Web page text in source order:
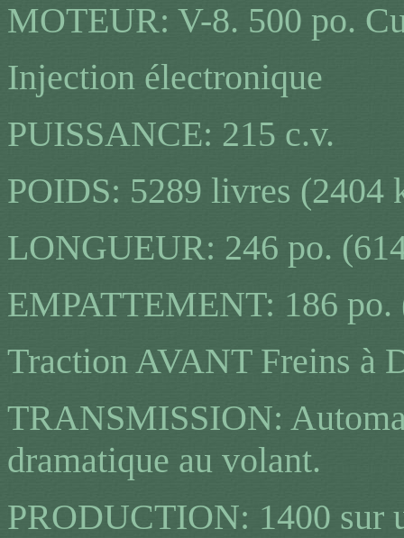
MOTEUR: V-8. 500 po.
Injection électronique
PUISSANCE: 215 c.v.
POIDS: 5289 livres (2404
LONGUEUR: 246 po.
EMPATTEMENT: 186 po.
Traction AVANT Freins à
TRANSMISSION:
dramatique au volant.
PRODUCTION: 1400 sur